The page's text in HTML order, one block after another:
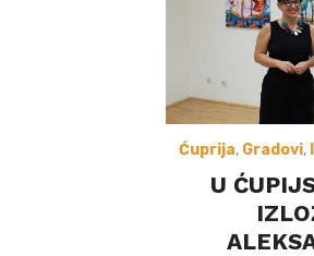
Ćuprija, Gradovi,
U